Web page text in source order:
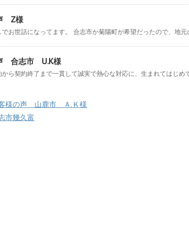
Z様
お世話になってます。 合志市か菊陽町が希望だったので、地元
合志市 U.K様
ら契約終了まで一貫して誠実で熱心な対応に、生まれてはじめ
様の声 山鹿市 Ａ.Ｋ様
市幾久富